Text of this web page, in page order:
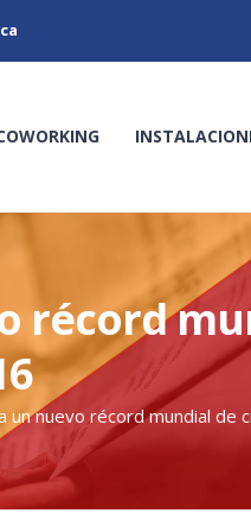
récord
un nuevo récord mundial de